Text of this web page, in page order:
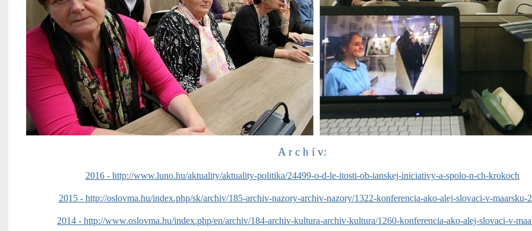
A r c h í v:
2016 - http://www.luno.hu/aktuality/aktuality-politika/24499-o-d-le-itosti-ob-ianskej-iniciativy-a-spolo-n-ch-krokoch
2015 - http://oslovma.hu/index.php/sk/archiv/185-archiv-nazory-archiv-nazory/1322-konferencia-ako-alej-slovaci-v-maarsku-
2014 - http://www.oslovma.hu/index.php/en/archiv/184-archiv-kultura-archiv-kultura/1260-konferencia-ako-alej-slovaci-v-